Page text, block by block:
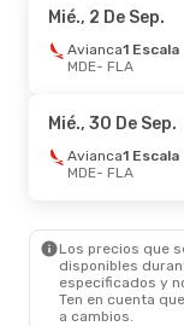
Avianca1 Escala
FLA- MDE
Avianca1 Escala
MDE- FLA
Avianca1 Escala
FLA- MDE
Vie., 2 De Oct.-
Avianca1 Escala
MDE- FLA
Avianca1 Escala
FLA- MDE
Mié., 2 De Sep.
Avianca1 Escala
MDE- FLA
Mié., 30 De Sep.
Avianca1 Escala
MDE- FLA
Los precios que
disponibles
especificados y
Ten en cuenta
a cambios.